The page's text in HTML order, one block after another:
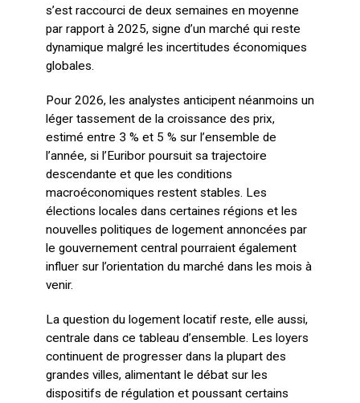
s’est raccourci de deux semaines en moyenne
par rapport à 2025, signe d’un marché qui reste
dynamique malgré les incertitudes économiques
globales.
Pour 2026, les analystes anticipent néanmoins un
léger tassement de la croissance des prix,
estimé entre 3 % et 5 % sur l’ensemble de
l’année, si l’Euribor poursuit sa trajectoire
descendante et que les conditions
macroéconomiques restent stables. Les
élections locales dans certaines régions et les
nouvelles politiques de logement annoncées par
le gouvernement central pourraient également
influer sur l’orientation du marché dans les mois à
venir.
La question du logement locatif reste, elle aussi,
centrale dans ce tableau d’ensemble. Les loyers
continuent de progresser dans la plupart des
grandes villes, alimentant le débat sur les
dispositifs de régulation et poussant certains